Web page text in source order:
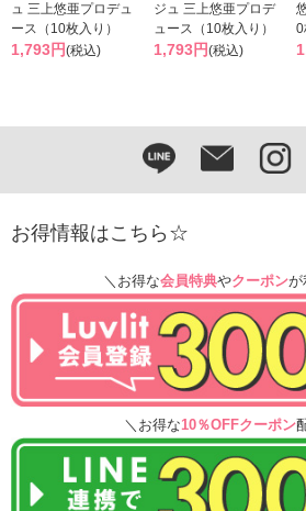
ュ 三上悠亜プロデュ
ース（10枚入り）
1,793円(税込)
ジュ 三上悠亜プロデ
ュース（10枚入り）
1,793円(税込)
0
お得情報はこちら☆
＼お得な会員特典やクーポンが
＼お得な10％OFFクーポン